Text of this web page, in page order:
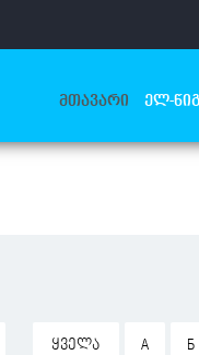
ᲛᲗᲐᲕᲐᲠᲘ ᲔᲚ-
ᲧᲕᲔᲚᲐ А Б